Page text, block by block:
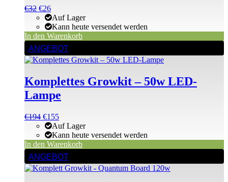
Ursprünglicher
Preis
war:
€49
€32Aktueller
Preis
ist:
€32.
€26
Auf Lager
Kann heute versendet werden
In den Warenkorb
ANGEBOT
Komplettes Growkit – 50w LED-
Lampe
Ursprünglicher
Preis
war:
€194
€194Aktueller
Preis
ist:
€194.
€155
Auf Lager
Kann heute versendet werden
In den Warenkorb
ANGEBOT